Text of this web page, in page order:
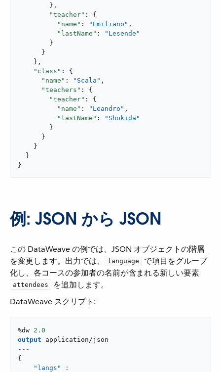
        },
"teacher" : {
"name" : "Emiliano" ,
"lastName" :
"Lesende"
        }
      }
    },
"class" : {
"name" : "Scala" ,
"teachers" : {
"teacher" : {
"name" : "Leandro" ,
"lastName" :
"Shokida"
        }
      }
    }
  }
}
例: JSON から JSON
この DataWeave の例では、JSON オブジェクトの階層
を変更します。出力では、​
language
​ で項目をグループ
化し、各コースの参加者の名前が含まれる新しい要素 ​
attendees
​ を追加します。
DataWeave スクリプト:
%dw 2.0
output
application/json
---
{
"langs"
: